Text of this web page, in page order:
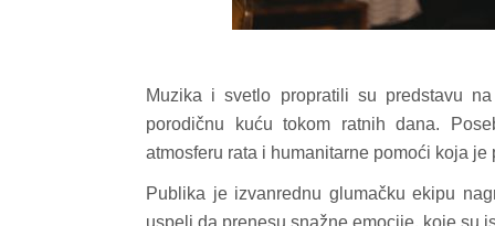
Muzika i svetlo propratili su predstavu
porodičnu kuću tokom ratnih dana.
atmosferu rata i humanitarne pomoći koja je
Publika je izvanrednu glumačku ekipu
uspeli da prenesu snažne emocije, koje su